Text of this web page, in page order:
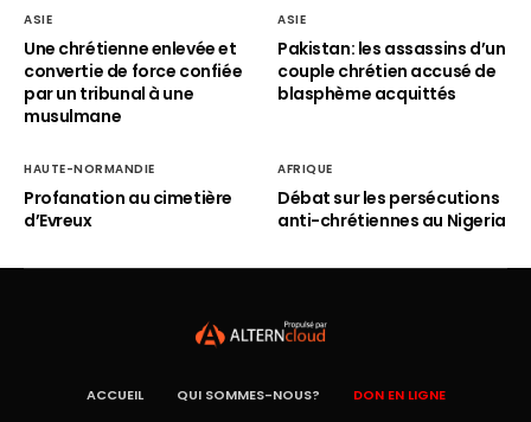
ASIE
Une chrétienne enlevée et
convertie de force confiée
par un tribunal à une
musulmane
ASIE
Pakistan: les assassins d’un
couple chrétien accusé de
blasphème acquittés
HAUTE-NORMANDIE
Profanation au cimetière
d’Evreux
AFRIQUE
Débat sur les persécutions
anti-chrétiennes au Nigeria
ACCUEIL QUI SOMMES-NOUS? DON EN LIGNE